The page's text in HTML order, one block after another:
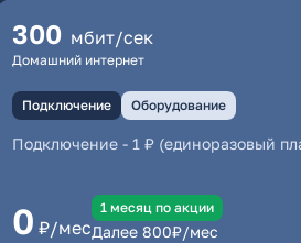
300 мбит/сек
Домашний интернет
Подключение Оборудование
Подключение- 1 ₽ (единоразовый
0 ₽/мес
1 месяц по акции
Далее 800₽/мес